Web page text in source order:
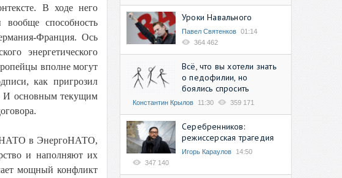
В ходе него
вообще способность
Франция. Ось
энергетического
вполне могут
как пригрозил
И основным текущим
НАТО в ЭнергоНАТО,
и наполняют их
мощный конфликт
Уроки Навального
Павел Святенков 01:14
364 462
Всё, что вы хотели знать
о педофилии, но
боялись спросить
Константин Крылов 11:30 359 171
Серебренников:
режиссерская трагедия
Игорь Караулов
14:50
347 140